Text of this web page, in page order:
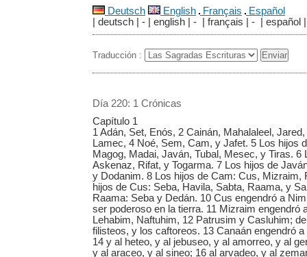
Deutsch English Français
Español
| deutsch | - | english | - | français | - | español |
Traducción :
Día 220: 1 Crónicas
Capítulo 1
1 Adán, Set, Enós, 2 Cainán, Mahalaleel,
Lamec, 4 Noé, Sem, Cam, y Jafet. 5 Los hijos
Magog, Madai, Javán, Tubal, Mesec, y Tiras. 6
Askenaz, Rifat, y Togarma. 7 Los hijos de
y Dodanim. 8 Los hijos de Cam: Cus, Mizraim,
hijos de Cus: Seba, Havila, Sabta, Raama, y
Raama: Seba y Dedán. 10 Cus engendró a
ser poderoso en la tierra. 11 Mizraim engendró
Lehabim, Naftuhim, 12 Patrusim y Casluhim;
filisteos, y los caftoreos. 13 Canaán engendró
14 y al heteo, y al jebuseo, y al amorreo, y al
y al araceo, y al sineo; 16 al arvadeo, y al